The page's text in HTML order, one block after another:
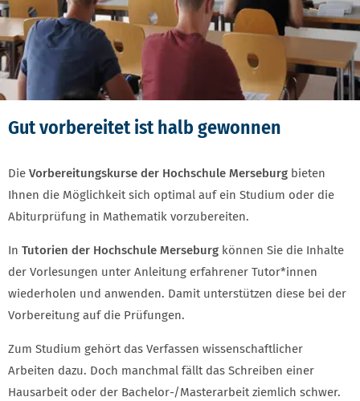
Gut vorbereitet ist halb gewonnen
Die Vorbereitungskurse der Hochschule Merseburg bieten
Ihnen die Möglichkeit sich optimal auf ein Studium oder die
Abiturprüfung in Mathematik vorzubereiten.
In Tutorien der Hochschule Merseburg können Sie die Inhalte
der Vorlesungen unter Anleitung erfahrener Tutor*innen
wiederholen und anwenden. Damit unterstützen diese bei der
Vorbereitung auf die Prüfungen.
Zum Studium gehört das Verfassen wissenschaftlicher
Arbeiten dazu. Doch manchmal fällt das Schreiben einer
Hausarbeit oder der Bachelor-/Masterarbeit ziemlich schwer.